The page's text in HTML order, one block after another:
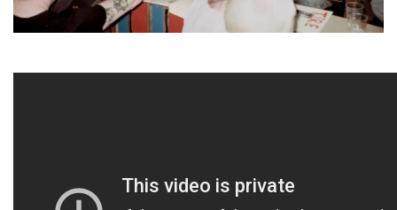
SOLDES